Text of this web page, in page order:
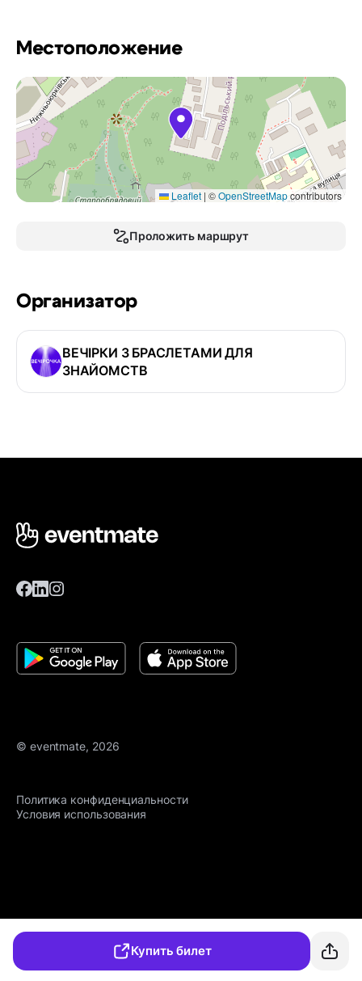
Местоположение
Leaflet | ©OpenStreetMapcontributors
Проложить маршрут
Организатор
ВЕЧІРКИ З БРАСЛЕТАМИ ДЛЯ
ЗНАЙОМСТВ
© eventmate, 2026
Политика конфиденциальности
Условия использования
Купить билет